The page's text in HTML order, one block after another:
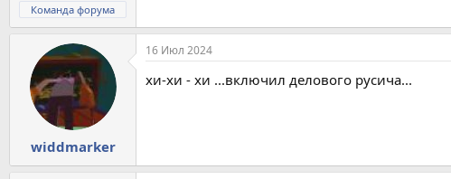
Команда форума
widdmarker
16 Июл 2024
хи-хи - хи ...включил делового русича...